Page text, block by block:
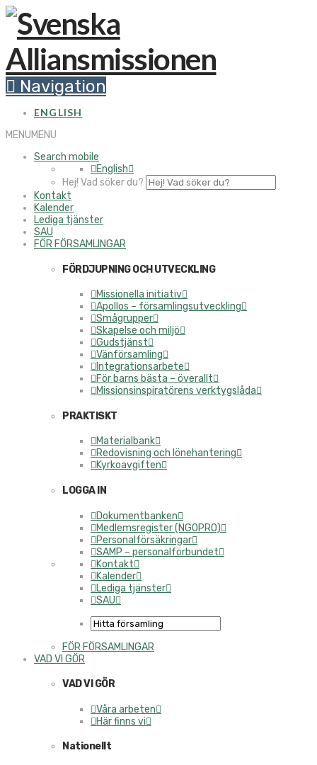
Navigation
ENGLISH
MENUMENU
Search mobile
English
Hej! Vad söker du?
Kontakt
Kalender
Lediga tjänster
SAU
FÖR FÖRSAMLINGAR
FÖRDJUPNING OCH UTVECKLING
Missionella initiativ
Apollos – församlingsutveckling
Smågrupper
Skapelse och miljö
Gudstjänst
Vänförsamling
Integrationsarbete
För barns bästa – överallt
Missionsinspiratörens verktygslåda
PRAKTISKT
Materialbank
Redovisning och lönehantering
Kyrkoavgiften
LOGGA IN
Dokumentbanken
Medlemsregister (NGOPRO)
Personalförsäkringar
SAMP – personalförbundet
Kontakt
Kalender
Lediga tjänster
SAU
FÖR FÖRSAMLINGAR
VAD VI GÖR
VAD VI GÖR
Våra arbeten
Här finns vi
Nationellt